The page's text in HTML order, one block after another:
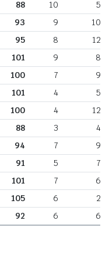
88 10
5
93 9
10
95 8
12
101 9
8
100 7
9
101 4
5
100 4
12
88 3
4
94 7
9
91 5
7
101 7
6
105 6
2
92 6 6